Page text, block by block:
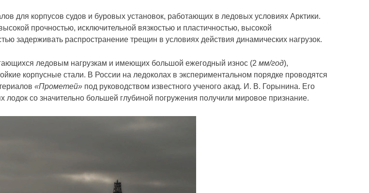
для корпусов судов и буровых установок, работающих в ледовых условиях Арктики.
прочностью, исключительной вязкостью и пластичностью, высокой
задерживать распространение трещин в условиях действия динамических нагрузок.
ледовым нагрузкам и имеющих большой ежегодный износ (2мм/год),
корпусные стали. В России на ледоколах в экспериментальном порядке проводятся
«Прометей» под руководством известного ученого акад. И. В. Горынина. Его
со значительно большей глубиной погружения получили мировое признание.